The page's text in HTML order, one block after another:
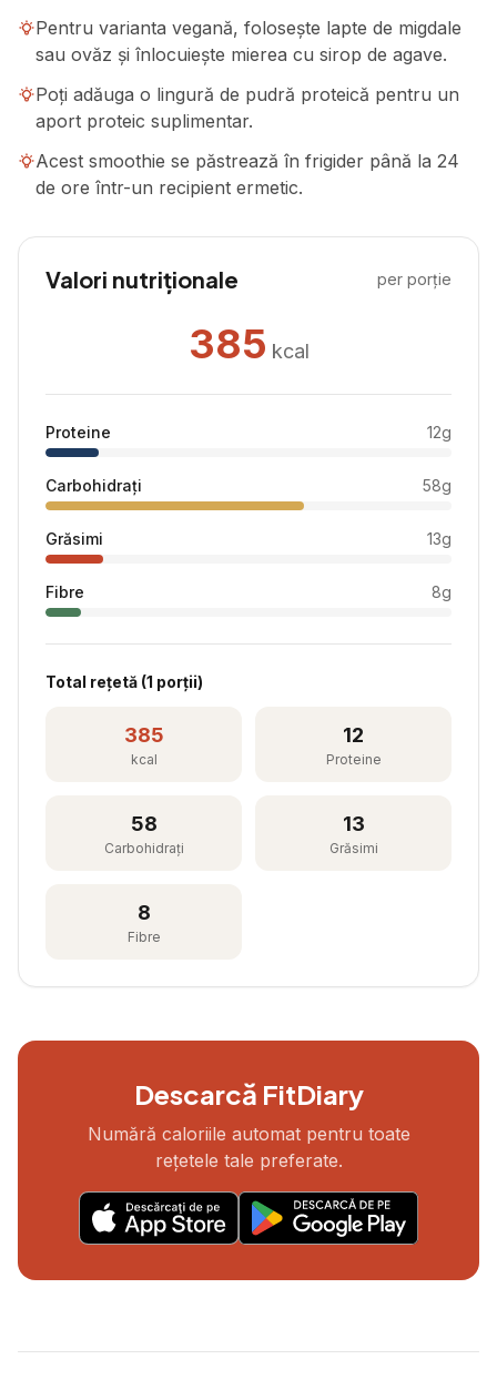
Pentru varianta vegană, folosește lapte de migdale
sau ovăz și înlocuiește mierea cu sirop de agave.
Poți adăuga o lingură de pudră proteică pentru un
aport proteic suplimentar.
Acest smoothie se păstrează în frigider până la 24
de ore într-un recipient ermetic.
Valori nutriționale per porție
385 kcal
Proteine 12g
Carbohidrați 58g
Grăsimi 13g
Fibre 8g
Total rețetă (1 porții)
385
kcal
12
Proteine
58
Carbohidrați
13
Grăsimi
8
Fibre
Descarcă FitDiary
Numără caloriile automat pentru toate
rețetele tale preferate.